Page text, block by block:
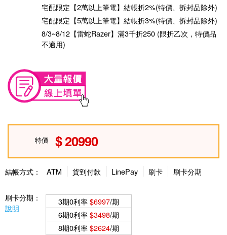
宅配限定【2萬以上筆電】結帳折2%(特價、拆封品除外)
宅配限定【5萬以上筆電】結帳折3%(特價、拆封品除外)
8/3~8/12【雷蛇Razer】滿3千折250 (限折乙次，特價品
不適用)
特價 20990
結帳方式： ATM 貨到付款 LinePay 刷卡 刷卡分期
刷卡分期：
說明
3期0利率$6997/期
6期0利率$3498/期
8期0利率$2624/期